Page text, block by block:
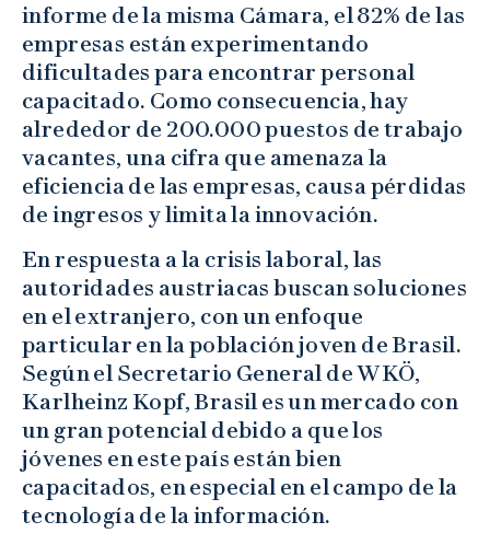
informe de la misma Cámara, el 82% de las
empresas están experimentando
dificultades para encontrar personal
capacitado. Como consecuencia, hay
alrededor de 200.000 puestos de trabajo
vacantes, una cifra que amenaza la
eficiencia de las empresas, causa pérdidas
de ingresos y limita la innovación.
En respuesta a la crisis laboral, las
autoridades austriacas buscan soluciones
en el extranjero, con un enfoque
particular en la población joven de Brasil.
Según el Secretario General de WKÖ,
Karlheinz Kopf, Brasil es un mercado con
un gran potencial debido a que los
jóvenes en este país están bien
capacitados, en especial en el campo de la
tecnología de la información.